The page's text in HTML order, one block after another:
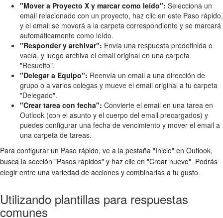
"Mover a Proyecto X y marcar como leído": Selecciona un
email relacionado con un proyecto, haz clic en este Paso rápido,
y el email se moverá a la carpeta correspondiente y se marcará
automáticamente como leído.
"Responder y archivar": Envía una respuesta predefinida o
vacía, y luego archiva el email original en una carpeta
"Resuelto".
"Delegar a Equipo": Reenvía un email a una dirección de
grupo o a varios colegas y mueve el email original a tu carpeta
"Delegado".
"Crear tarea con fecha": Convierte el email en una tarea en
Outlook (con el asunto y el cuerpo del email precargados) y
puedes configurar una fecha de vencimiento y mover el email a
una carpeta de tareas.
Para configurar un Paso rápido, ve a la pestaña "Inicio" en Outlook,
busca la sección "Pasos rápidos" y haz clic en "Crear nuevo". Podrás
elegir entre una variedad de acciones y combinarlas a tu gusto.
Utilizando plantillas para respuestas
comunes